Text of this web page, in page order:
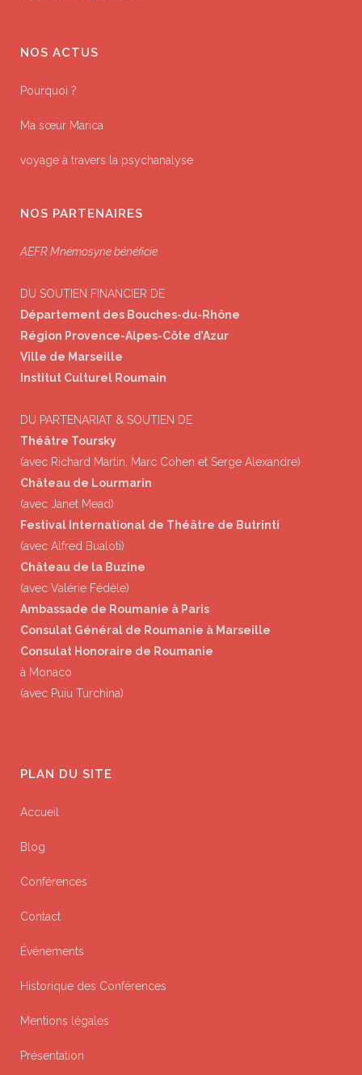
NOS ACTUS
Pourquoi ?
Ma sœur Marica
voyage à travers la psychanalyse
NOS PARTENAIRES
AEFR Mnémosyne bénéficie
DU SOUTIEN FINANCIER DE
Département des Bouches-du-Rhône
Région Provence-Alpes-Côte d’Azur
Ville de Marseille
Institut Culturel Roumain
DU PARTENARIAT & SOUTIEN DE
Théâtre Toursky
(avec Richard Martin, Marc Cohen et Serge Alexandre)
Château de Lourmarin
(avec Janet Mead)
Festival International de Théâtre de Butrinti
(avec Alfred Bualoti)
Château de la Buzine
(avec Valérie Fédèle)
Ambassade de Roumanie à Paris
Consulat Général de Roumanie à Marseille
Consulat Honoraire de Roumanie
à Monaco
(avec Puiu Turchina)
PLAN DU SITE
Accueil
Blog
Conférences
Contact
Événements
Historique des Conférences
Mentions légales
Présentation